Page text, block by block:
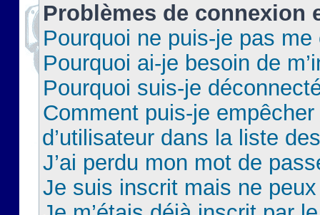
Problèmes de connexion
Pourquoi ne puis-je pas
Pourquoi ai-je besoin de
Pourquoi suis-je
Comment puis-je
d’utilisateur dans la liste
J’ai perdu mon mot de
Je suis inscrit mais ne